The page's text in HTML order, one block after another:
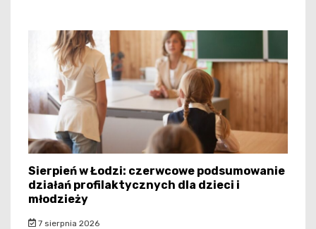
Sierpień w Łodzi: czerwcowe podsumowanie
działań profilaktycznych dla dzieci i
młodzieży
7 sierpnia 2026